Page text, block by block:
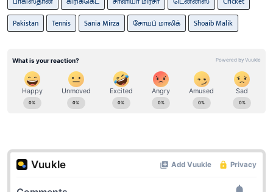
Pakistan
Tennis Sania Mirza சோயப் மாலிக் Shoaib Malik